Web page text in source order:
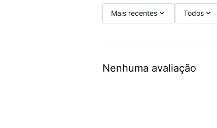
Título
Avalie o produto de 1 a 5 estrelas
Seu nome
Mais recentes Todos
Nenhuma avaliação